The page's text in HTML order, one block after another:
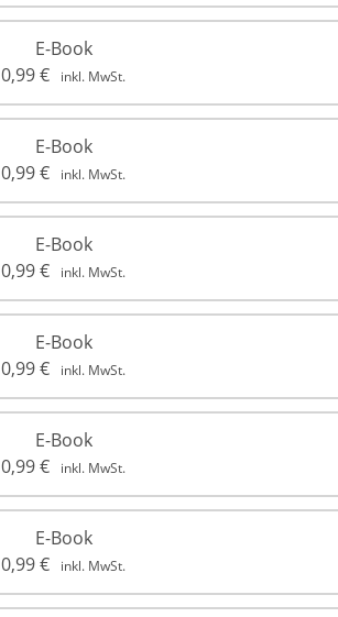
E-Book
0,99€ inkl. MwSt.
E-Book
0,99€ inkl. MwSt.
E-Book
0,99€ inkl. MwSt.
E-Book
0,99€ inkl. MwSt.
E-Book
0,99€ inkl. MwSt.
E-Book
0,99€ inkl. MwSt.